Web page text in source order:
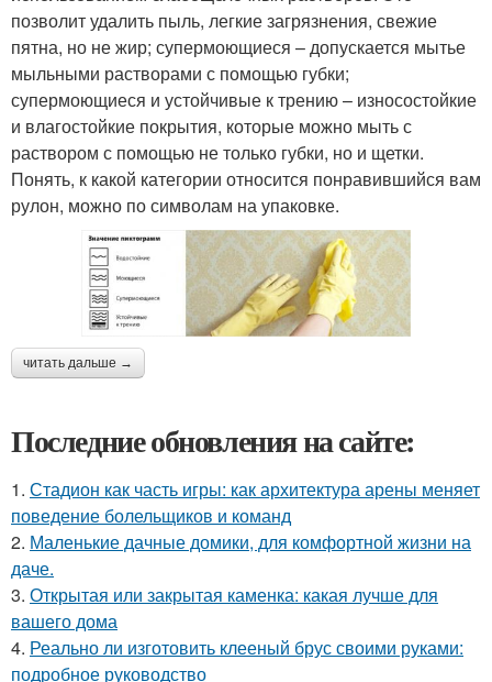
позволит удалить пыль, легкие загрязнения, свежие
пятна, но не жир; супермоющиеся – допускается мытье
мыльными растворами с помощью губки;
супермоющиеся и устойчивые к трению – износостойкие
и влагостойкие покрытия, которые можно мыть с
раствором с помощью не только губки, но и щетки.
Понять, к какой категории относится понравившийся вам
рулон, можно по символам на упаковке.
читать дальше →
Последние обновления на сайте:
1. Стадион как часть игры: как архитектура арены меняет
поведение болельщиков и команд
2. Маленькие дачные домики, для комфортной жизни на
даче.
3. Открытая или закрытая каменка: какая лучше для
вашего дома
4. Реально ли изготовить клееный брус своими руками:
подробное руководство